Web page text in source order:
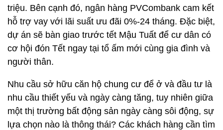
triệu. Bên cạnh đó, ngân hàng PVCombank cam kết
hỗ trợ vay với lãi suất ưu đãi 0%-24 tháng. Đặc biệt,
dự án sẽ bàn giao trước tết Mậu Tuất để cư dân có
cơ hội đón Tết ngay tại tổ ấm mới cùng gia đình và
người thân.
Nhu cầu sở hữu căn hộ chung cư để ở và đầu tư là
nhu cầu thiết yếu và ngày càng tăng, tuy nhiên giữa
một thị trường bất động sản ngày càng sôi động, sự
lựa chọn nào là thông thái? Các khách hàng cần tìm